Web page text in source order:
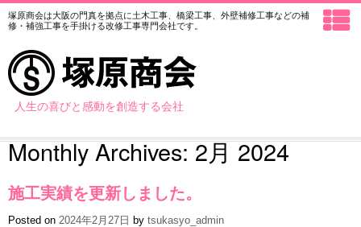
塚原商会は大阪の門真を拠点に土木工事、橋梁工事、外壁補修工事などの補
修・補強工事を手掛ける改修工事専門会社です。
人生の喜びと感動を創造する会社
Monthly Archives:2月 2024
施工実績を更新しました。
Posted on 2024年2月27日 by tsukasyo_admin